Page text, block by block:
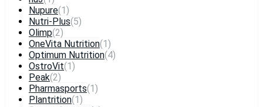
Nupure(1)
Nutri-Plus(5)
Olimp(2)
OneVita Nutrition(1)
Optimum Nutrition(4)
OstroVit(1)
Peak(2)
Pharmasports(1)
Plantrition(1)